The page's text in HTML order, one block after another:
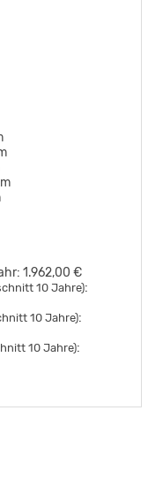
1.962,00 €
10 Jahre):
10 Jahre):
10 Jahre):